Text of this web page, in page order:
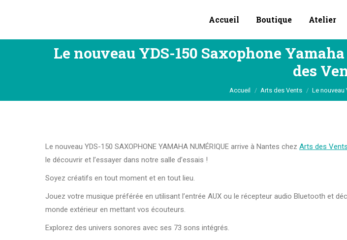
Accueil Boutique Atelier
Le nouveau YDS-150 Saxophone
desVous êtes
Accueil Arts des Vents Le nouveau
Le nouveau YDS-150 SAXOPHONE YAMAHA NUMÉRIQUE arrive à Nantes chez Arts des Vents
le découvrir et l’essayer dans notre salle d’essais !
Soyez créatifs en tout moment et en tout lieu.
Jouez votre musique préférée en utilisant l’entrée AUX ou le récepteur audio Bluetooth et
monde extérieur en mettant vos écouteurs.
Explorez des univers sonores avec ses 73 sons intégrés.